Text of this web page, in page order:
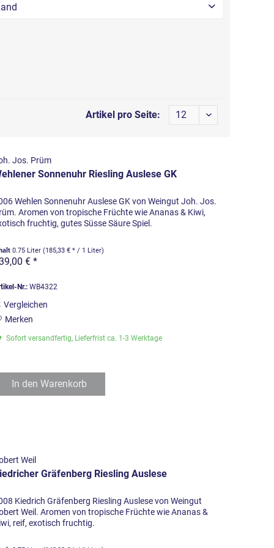
Artikel pro Seite:
Jos. Prüm
Sonnenuhr Riesling Auslese GK
Wehlen Sonnenuhr Auslese GK von Weingut Joh. Jos.
Aromen von tropische Früchte wie Ananas & Kiwi,
fruchtig, gutes Süsse Säure Spiel.
0.75 Liter(185,33 € * / 1 Liter)
€ *
Nr.: WB4322
Vergleichen
Merken
Sofort versandfertig, Lieferfrist ca. 1-3 Werktage
In den Warenkorb
Weil
Gräfenberg Riesling Auslese
Kiedrich Gräfenberg Riesling Auslese von Weingut
Weil. Aromen von tropische Früchte wie Ananas &
reif, exotisch fruchtig.